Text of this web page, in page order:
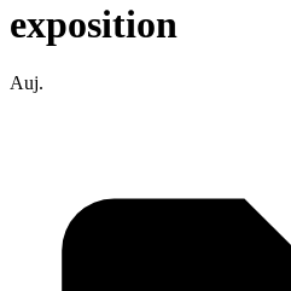
exposition
Auj.